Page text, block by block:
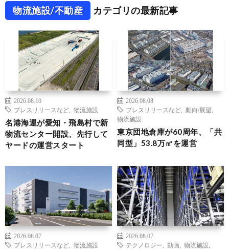
物流施設/不動産 カテゴリの最新記事
2026.08.10
プレスリリースなど
物流施設
名港海運が愛知・飛島村で新
物流センター開設、先行して
ヤードの運営スタート
2026.08.08
プレスリリースなど
動向/展望
物流施設
東京団地倉庫が60周年、「共
同型」53.8万㎡を運営
2026.08.07
プレスリリースなど
物流施設
2026.08.07
テクノロジー
動画 物流施設